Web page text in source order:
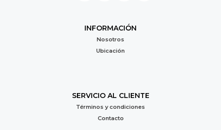
INFORMACIÓN
Nosotros
Ubicación
SERVICIO AL CLIENTE
Términos y condiciones
Contacto